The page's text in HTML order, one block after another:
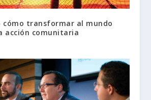
cómo transformar al mundo
acción comunitaria